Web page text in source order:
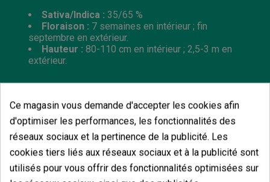
Sativa/Indica : 35/65 %
Floraison : 7 semaines en intérieur ; fin
septembre en extérieur.
Hauteur : 80-110 cm en intérieur ; 2,5-3 m en
extérieur.
Vous aimerez aussi
Ce magasin vous demande d'accepter les cookies afin
d'optimiser les performances, les fonctionnalités des
réseaux sociaux et la pertinence de la publicité. Les
cookies tiers liés aux réseaux sociaux et à la publicité sont
utilisés pour vous offrir des fonctionnalités optimisées sur